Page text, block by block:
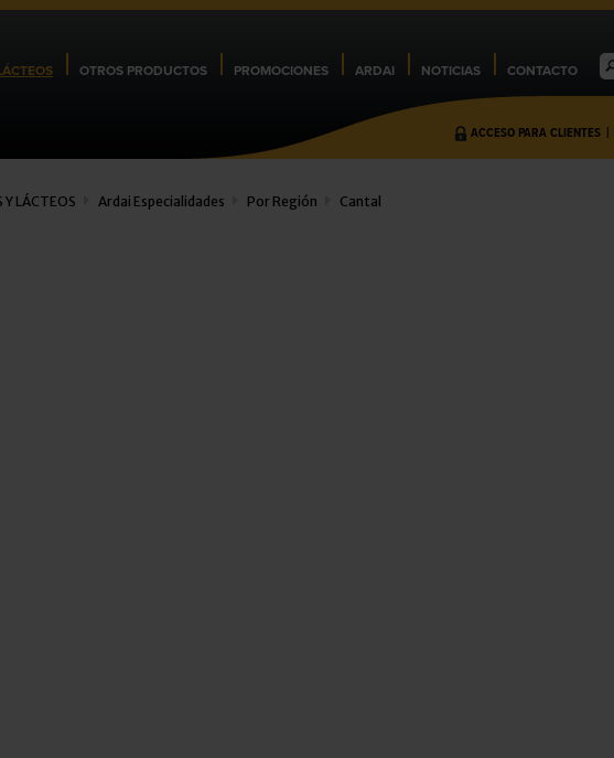
OTROS PRODUCTOS PROMOCIONES ARDAI NOTICIAS CONTACTO
ACCESO PARA CLIENTES
Y LÁCTEOS Ardai Especialidades Por Región Cantal